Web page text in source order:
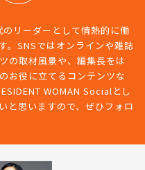
のリーダーとして情熱的に働
。SNSではオンラインや雑誌
の取材風景や、編集長をは
お役に立てるコンテンツな
WOMAN Socialとし
と思いますので、ぜひフォロ